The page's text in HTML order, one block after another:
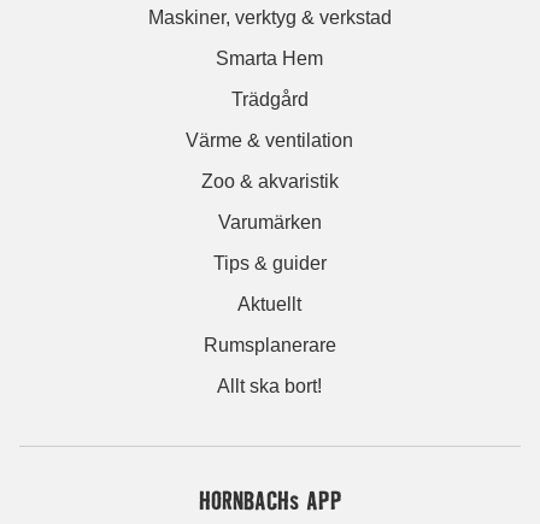
Maskiner, verktyg & verkstad
Smarta Hem
Trädgård
Värme & ventilation
Zoo & akvaristik
Varumärken
Tips & guider
Aktuellt
Rumsplanerare
Allt ska bort!
HORNBACHs APP